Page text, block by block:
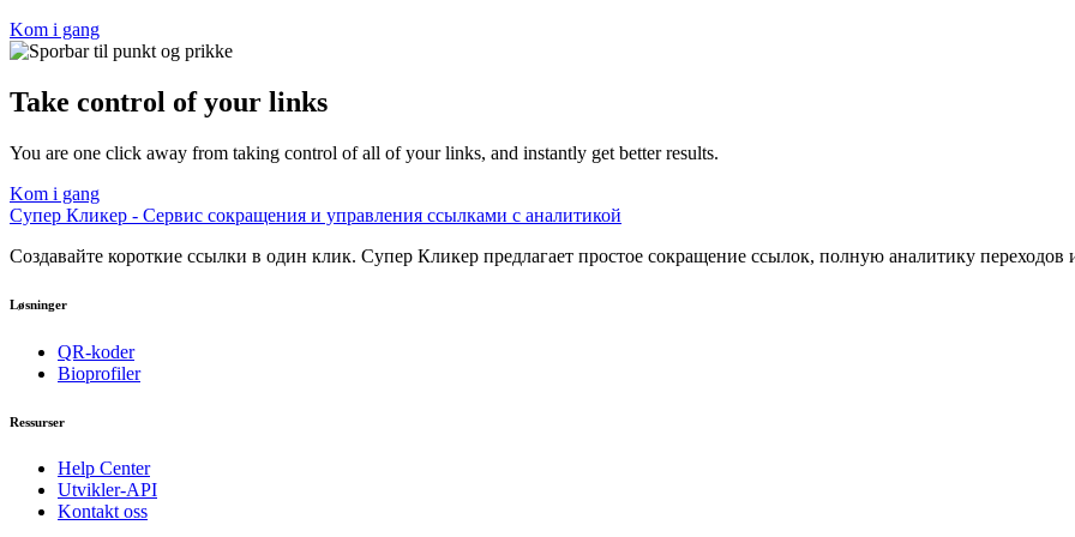
Kom i gang
Take control of your links
You are one click away from taking control of all of your links, and instantly get better results.
Kom i gang
Супер Кликер - Сервис сокращения и управления ссылками с аналитикой
Создавайте короткие ссылки в один клик. Супер Кликер предлагает простое сокращение ссылок, полную аналитику
Løsninger
QR-koder
Bioprofiler
Ressurser
Help Center
Utvikler-API
Kontakt oss